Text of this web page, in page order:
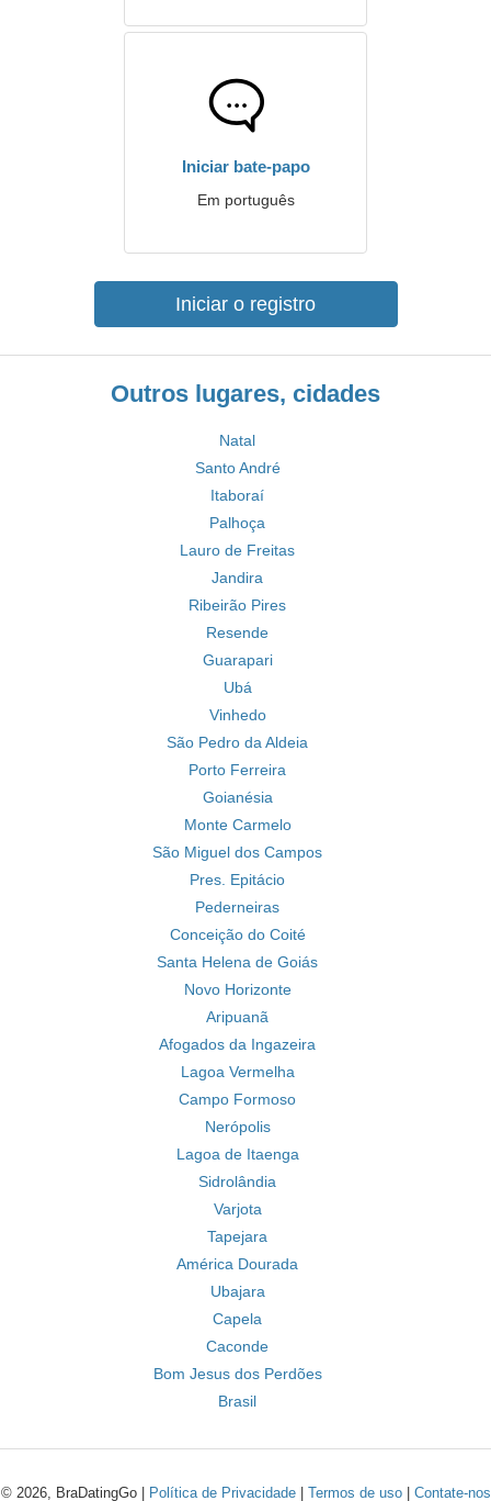
Iniciar bate-papo
Em português
Iniciar o registro
Outros lugares, cidades
Natal
Santo André
Itaboraí
Palhoça
Lauro de Freitas
Jandira
Ribeirão Pires
Resende
Guarapari
Ubá
Vinhedo
São Pedro da Aldeia
Porto Ferreira
Goianésia
Monte Carmelo
São Miguel dos Campos
Pres. Epitácio
Pederneiras
Conceição do Coité
Santa Helena de Goiás
Novo Horizonte
Aripuanã
Afogados da Ingazeira
Lagoa Vermelha
Campo Formoso
Nerópolis
Lagoa de Itaenga
Sidrolândia
Varjota
Tapejara
América Dourada
Ubajara
Capela
Caconde
Bom Jesus dos Perdões
Brasil
© 2026, BraDatingGo | Política de Privacidade| Termos de uso| Contate-nos